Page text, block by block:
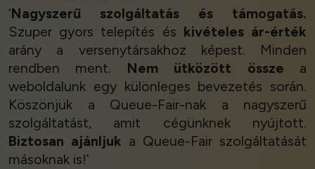
‘Nagyszerű szolgáltatás és támogatás.
Szuper gyors telepítés és kivételes ár-érték
arány a versenytársakhoz képest. Minden
rendben ment. Nem ütközött össze a
weboldalunk egy különleges bevezetés során.
Köszönjük a Queue-Fair-nak a nagyszerű
szolgáltatást, amit cégünknek nyújtott.
Biztosan ajánljuk a Queue-Fair szolgáltatását
másoknak is!’